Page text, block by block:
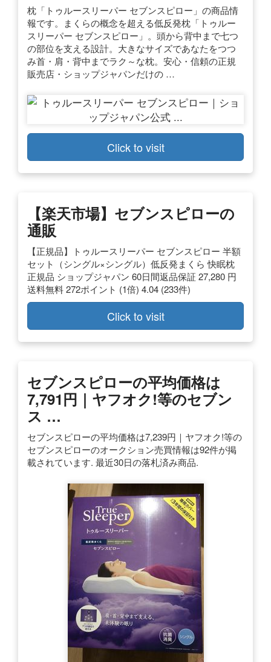
枕「トゥルースリーパー セブンスピロー」の商品情
報です。まくらの概念を超える低反発枕「トゥルー
スリーパー セブンスピロー」。頭から背中まで七つ
の部位を支える設計。大きなサイズであなたをつつ
み首・肩・背中までラク～な枕。安心・信頼の正規
販売店・ショップジャパンだけの …
Click to visit
【楽天市場】セブンスピローの
通販
【正規品】トゥルースリーパー セブンスピロー 半額
セット（シングル×シングル）低反発まくら 快眠枕
正規品 ショップジャパン 60日間返品保証 27,280 円
送料無料 272ポイント (1倍) 4.04 (233件)
Click to visit
セブンスピローの平均価格は
7,791円｜ヤフオク!等のセブン
ス …
セブンスピローの平均価格は7,239円｜ヤフオク!等の
セブンスピローのオークション売買情報は92件が掲
載されています. 最近30日の落札済み商品.